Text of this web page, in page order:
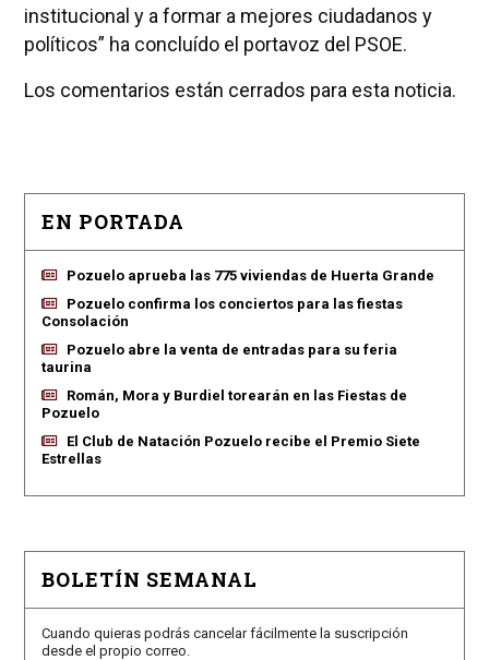
institucional y a formar a mejores ciudadanos y
políticos” ha concluído el portavoz del PSOE.
Los comentarios están cerrados para esta noticia.
EN PORTADA
Pozuelo aprueba las 775 viviendas de Huerta Grande
Pozuelo confirma los conciertos para las fiestas
Consolación
Pozuelo abre la venta de entradas para su feria
taurina
Román, Mora y Burdiel torearán en las Fiestas de
Pozuelo
El Club de Natación Pozuelo recibe el Premio Siete
Estrellas
BOLETÍN SEMANAL
Cuando quieras podrás cancelar fácilmente la suscripción
desde el propio correo.